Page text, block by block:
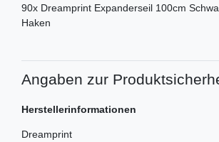
90x Dreamprint Expanderseil 100cm
Haken
Angaben zur
Herstellerinformationen
Dreamprint